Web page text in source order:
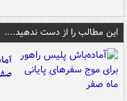
این مطالب را از دست ندهید....